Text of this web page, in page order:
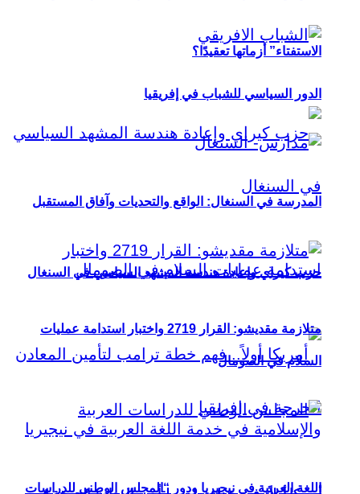
الاستفتاء” أزماتها تعقيدًا؟
حزب كيراي وإعادة هندسة المشهد السياسي في السنغال
الدور السياسي للشباب في إفريقيا
المدرسة في السنغال: الواقع والتحديات وآفاق المستقبل
متلازمة مقديشو: القرار 2719 واختبار استدامة عمليات
السلام في الصومال
اللغة العربية في نيجيريا ودور “المجلس الوطني للدراسات